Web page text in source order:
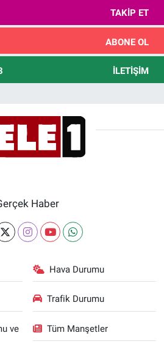
TAKIP ET
ABONE OL
İLETIŞIM
Haber
Hava Durumu
Trafik Durumu
ve
Tüm Manşetler